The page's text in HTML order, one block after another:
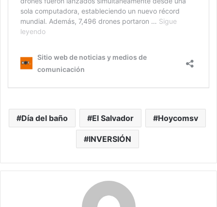
Día del baño El Salvador Hoycomsv
INVERSIÓN